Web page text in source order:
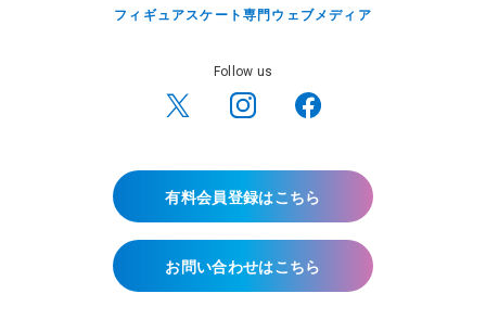
フィギュアスケート専門ウェブメディア
Follow us
有料会員登録はこちら
お問い合わせはこちら